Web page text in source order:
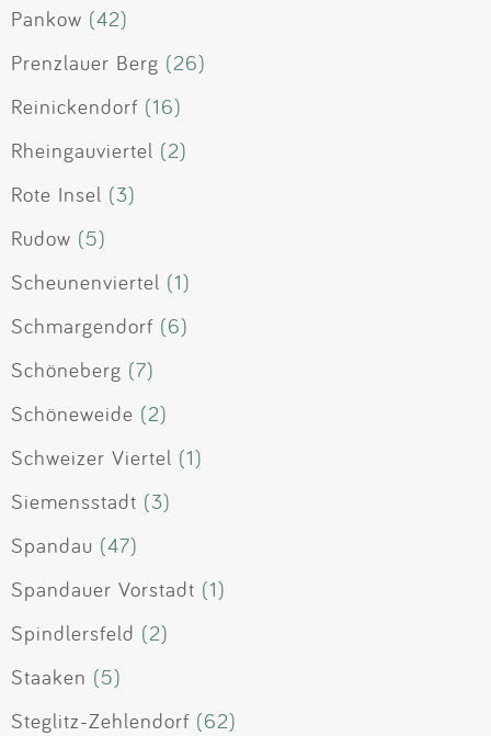
Pankow (42)
Prenzlauer Berg (26)
Reinickendorf (16)
Rheingauviertel (2)
Rote Insel (3)
Rudow (5)
Scheunenviertel (1)
Schmargendorf (6)
Schöneberg (7)
Schöneweide (2)
Schweizer Viertel (1)
Siemensstadt (3)
Spandau (47)
Spandauer Vorstadt (1)
Spindlersfeld (2)
Staaken (5)
Steglitz-Zehlendorf (62)